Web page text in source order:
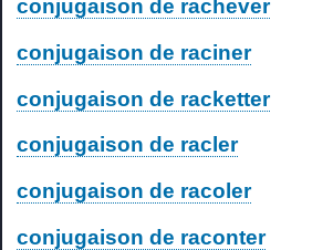
conjugaison de rachever
conjugaison de raciner
conjugaison de racketter
conjugaison de racler
conjugaison de racoler
conjugaison de raconter